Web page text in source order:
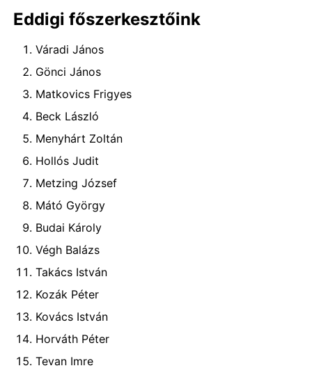
Eddigi főszerkesztőink
Váradi János
Gönci János
Matkovics Frigyes
Beck László
Menyhárt Zoltán
Hollós Judit
Metzing József
Mátó György
Budai Károly
Végh Balázs
Takács István
Kozák Péter
Kovács István
Horváth Péter
Tevan Imre